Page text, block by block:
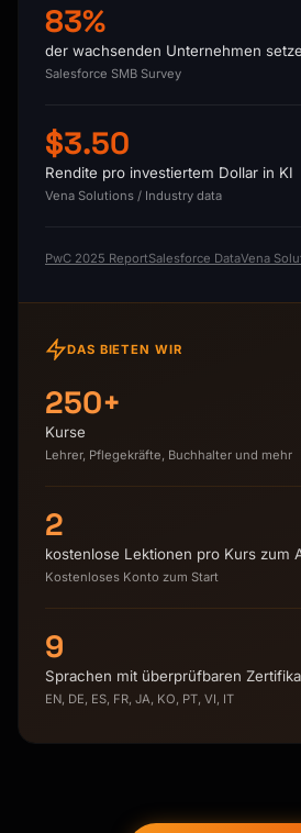
83%
der wachsenden Unternehmen
Salesforce SMB Survey
$3.50
Rendite pro investiertem Dollar in KI
Vena Solutions / Industry data
PwC 2025 ReportSalesforce DataVena
DAS BIETEN WIR
250+
Kurse
Lehrer, Pflegekräfte, Buchhalter und mehr
2
kostenlose Lektionen pro Kurs zum
Kostenloses Konto zum Start
9
Sprachen mit überprüfbaren
EN, DE, ES, FR, JA, KO, PT, VI, IT